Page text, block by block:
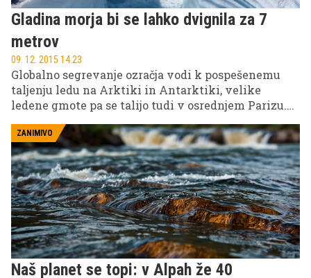
Gladina morja bi se lahko dvignila za 7
metrov
09. 12. 2015 14.23
Globalno segrevanje ozračja vodi k pospešenemu
taljenju ledu na Arktiki in Antarktiki, velike
ledene gmote pa se talijo tudi v osrednjem Parizu.
umetnik opozarja na iztekanje časa za oblikovanje
novega globalnega podnebnega dogovora.
ZANIMIVO
Naš planet se topi: v Alpah že 40